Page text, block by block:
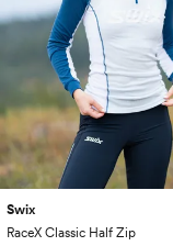
Swix
RaceX Classic Half Zip